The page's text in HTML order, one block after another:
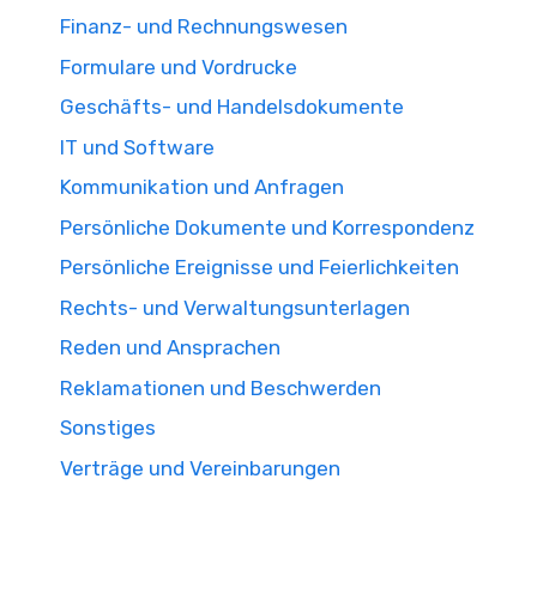
Finanz- und Rechnungswesen
Formulare und Vordrucke
Geschäfts- und Handelsdokumente
IT und Software
Kommunikation und Anfragen
Persönliche Dokumente und Korrespondenz
Persönliche Ereignisse und Feierlichkeiten
Rechts- und Verwaltungsunterlagen
Reden und Ansprachen
Reklamationen und Beschwerden
Sonstiges
Verträge und Vereinbarungen